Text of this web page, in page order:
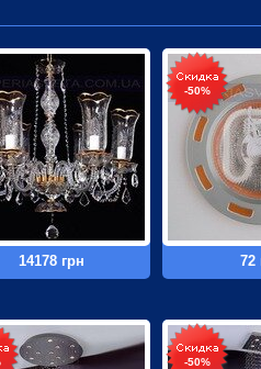
14178 грн
-50%
72
-50%